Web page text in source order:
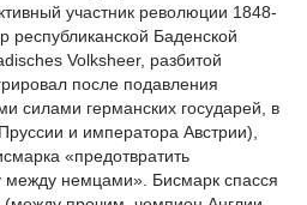
участник революции 1848-
республиканской Баденской
Volksheer, разбитой
после подавления
силами германских государей, в
и императора Австрии),
«предотвратить
между немцами». Бисмарк спасся